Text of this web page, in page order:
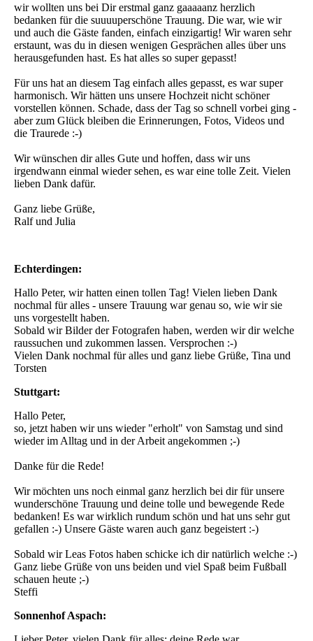
wir wollten uns bei Dir erstmal ganz gaaaaanz herzlich
bedanken für die suuuuperschöne Trauung. Die war, wie wir
und auch die Gäste fanden, einfach einzigartig! Wir waren sehr
erstaunt, was du in diesen wenigen Gesprächen alles über uns
herausgefunden hast. Es hat alles so super gepasst!
Für uns hat an diesem Tag einfach alles gepasst, es war super
harmonisch. Wir hätten uns unsere Hochzeit nicht schöner
vorstellen können. Schade, dass der Tag so schnell vorbei ging -
aber zum Glück bleiben die Erinnerungen, Fotos, Videos und
die Traurede :-)
Wir wünschen dir alles Gute und hoffen, dass wir uns
irgendwann einmal wieder sehen, es war eine tolle Zeit. Vielen
lieben Dank dafür.
Ganz liebe Grüße,
Ralf und Julia
Echterdingen:
Hallo Peter, wir hatten einen tollen Tag! Vielen lieben Dank
nochmal für alles - unsere Trauung war genau so, wie wir sie
uns vorgestellt haben.
Sobald wir Bilder der Fotografen haben, werden wir dir welche
raussuchen und zukommen lassen. Versprochen :-)
Vielen Dank nochmal für alles und ganz liebe Grüße, Tina und
Torsten
Stuttgart:
Hallo Peter,
so, jetzt haben wir uns wieder "erholt" von Samstag und sind
wieder im Alltag und in der Arbeit angekommen ;-)
Danke für die Rede!
Wir möchten uns noch einmal ganz herzlich bei dir für unsere
wunderschöne Trauung und deine tolle und bewegende Rede
bedanken! Es war wirklich rundum schön und hat uns sehr gut
gefallen :-) Unsere Gäste waren auch ganz begeistert :-)
Sobald wir Leas Fotos haben schicke ich dir natürlich welche :-)
Ganz liebe Grüße von uns beiden und viel Spaß beim Fußball
schauen heute ;-)
Steffi
Sonnenhof Aspach: